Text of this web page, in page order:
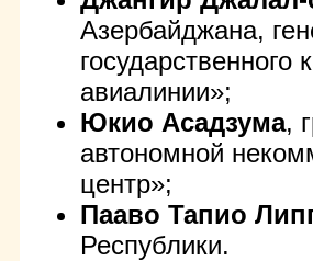
Азербайджана,
авиалинии»;
Юкио Асадзума,
автономной
центр»;
Пааво Тапио
Республики.